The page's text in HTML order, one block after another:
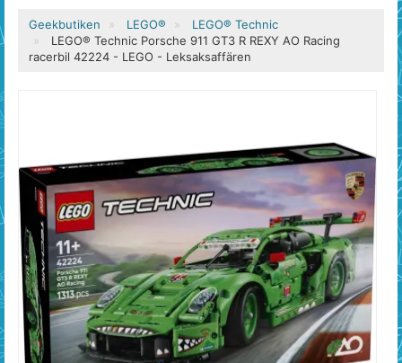
Geekbutiken LEGO®
LEGO® Technic
LEGO® Technic Porsche 911 GT3 R REXY AO Racing
racerbil 42224 - LEGO - Leksaksaffären